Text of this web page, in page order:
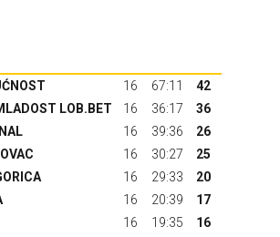
16 67:11
42
LOB.BET 16 36:17
36
16 39:36
26
16 30:27
25
16 29:33
20
16 20:39
17
16 19:35
16